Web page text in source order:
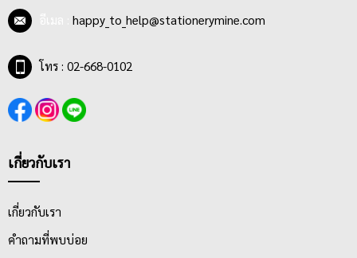
happy_to_help@stationerymine.com
โทร : 02-668-0102
เกี่ยวกับเรา
เกี่ยวกับเรา
คำถามที่พบบ่อย